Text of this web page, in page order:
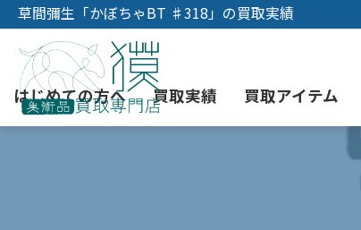
草間彌生「かぼちゃBT ♯318」の買取実績
はじめての方へ 買取実績 買取アイテム